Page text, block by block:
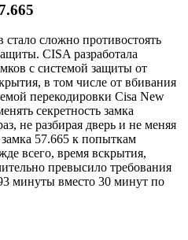
сложно противостоять
CISA разработала
с системой защиты от
в том числе от вбивания
перекодировки Cisa New
секретность замка
не разбирая дверь и не меняя
57.665 к попыткам
всего, время вскрытия,
превысило требования
минуты вместо 30 минут по